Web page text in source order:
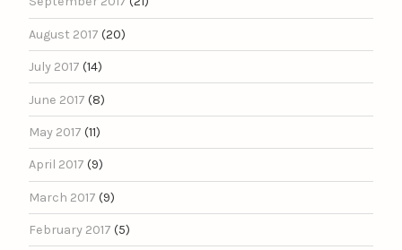
August 2017 (20)
July 2017 (14)
June 2017 (8)
May 2017 (11)
April 2017 (9)
March 2017 (9)
February 2017 (5)